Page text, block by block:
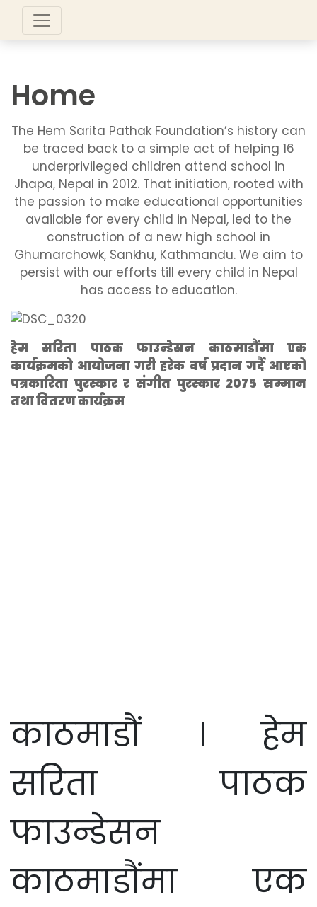
Home
The Hem Sarita Pathak Foundation’s history can
be traced back to a simple act of helping 16
underprivileged children attend school in
Jhapa, Nepal in 2012. That initiation, rooted with
the passion to make educational opportunities
available for every child in Nepal, led to the
construction of a new high school in
Ghumarchowk, Sankhu, Kathmandu. We aim to
persist with our efforts till every child in Nepal
has access to education.
हेम सरिता पाठक फाउन्डेसन काठमाडौंमा एक
कार्यक्रमको आयोजना गरी हरेक वर्ष प्रदान गर्दै आएको
पत्रकारिता पुरस्कार र संगीत पुरस्कार २०७५ सम्मान
तथा वितरण कार्यक्रम
काठमाडौं । हेम
सरिता पाठक
फाउन्डेसन
काठमाडौंमा एक